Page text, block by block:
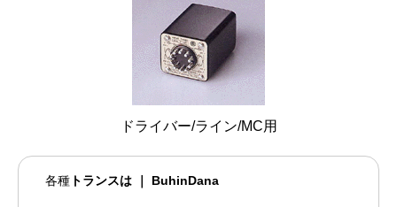
ドライバー/ライン/MC用
各種 トランスは ｜ BuhinDana